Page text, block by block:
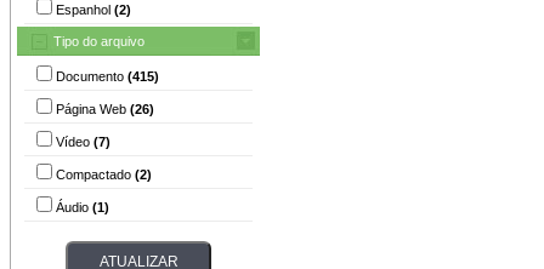
Espanhol (2)
Tipo do arquivo
Documento (415)
Página Web (26)
Vídeo (7)
Compactado (2)
Áudio (1)